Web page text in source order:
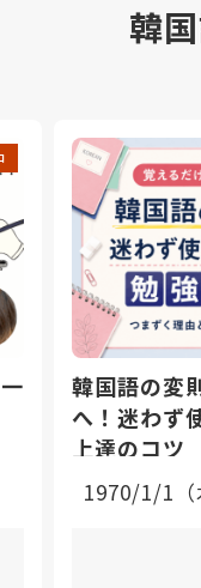
韓
韓国語の変
へ！迷わず
上達のコツ
1970/1/1（